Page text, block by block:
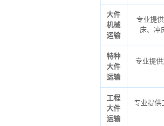
大件
机械
运输
专业提
床、冲
特种
大件
运输
专业提
工程
大件
运输
专业提供